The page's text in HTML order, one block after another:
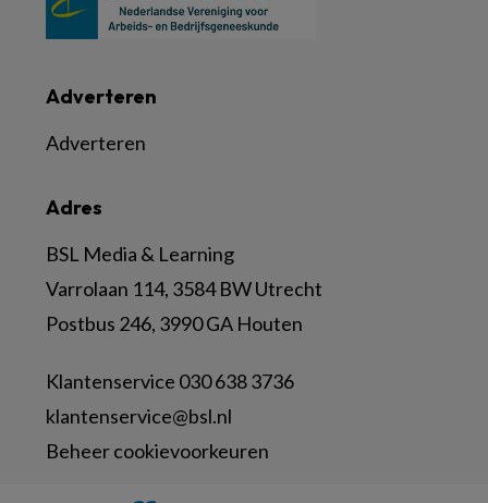
Adres
BSL Media & Learning
Varrolaan 114, 3584 BW Utrecht
Postbus 246, 3990 GA Houten
Klantenservice 030 638 3736
klantenservice@bsl.nl
Beheer cookievoorkeuren
Adverteren
Adverteren